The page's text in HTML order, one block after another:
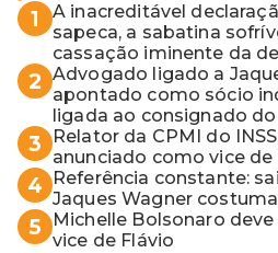
1
A inacreditável
sapeca, a sabatina
cassação iminente da
vaga do Quinto para o
2 Advogado ligado a
apontado como sócio
ligada ao consignado
3
Relator da CPMI do
anunciado como vice
4
Referência constante:
Jaques Wagner
5
Michelle Bolsonaro
vice de Flávio